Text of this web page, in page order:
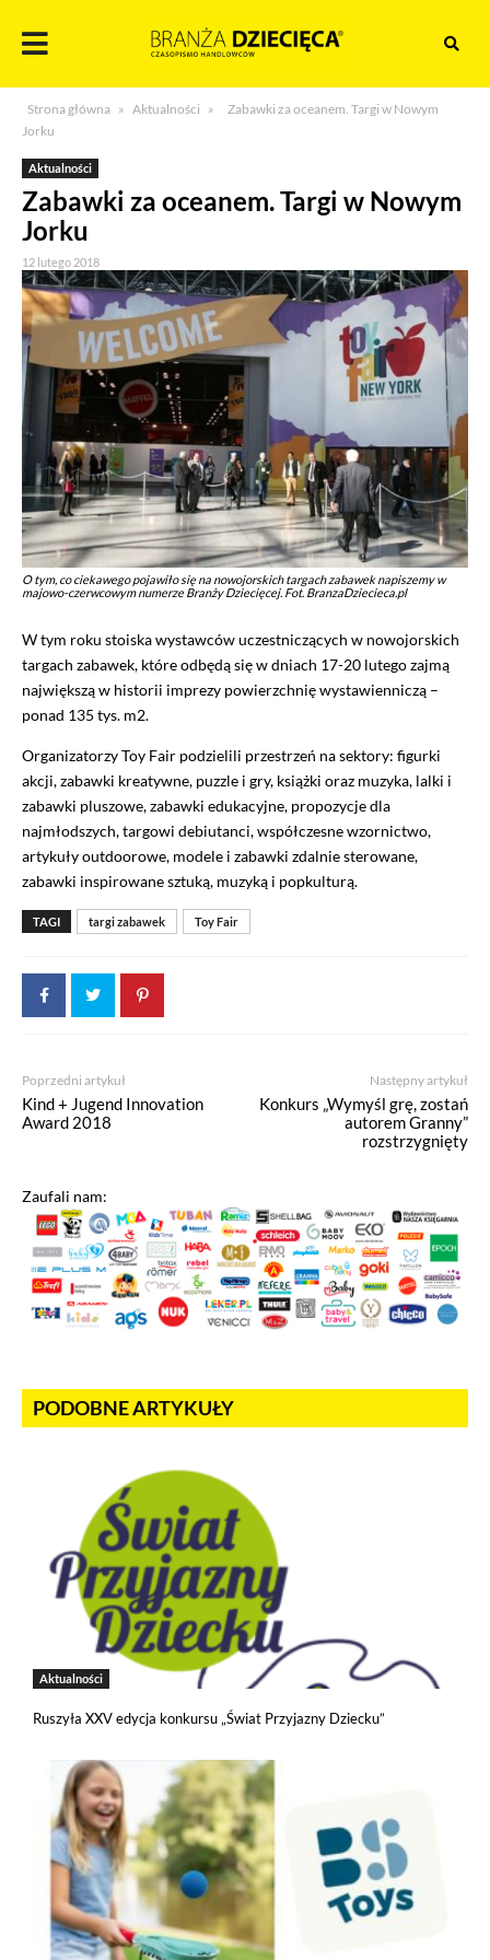
treści
Branża
dziecięca
Strona główna » Aktualności »
Zabawki za oceanem. Targi w Nowym
Jorku
Aktualności
Zabawki za oceanem. Targi w Nowym
Jorku
12 lutego 2018
O tym, co ciekawego pojawiło się na nowojorskich targach zabawek napiszemy w
majowo-czerwcowym numerze Branży Dziecięcej. Fot. BranzaDziecieca.pl
W tym roku stoiska wystawców uczestniczących w nowojorskich
targach zabawek, które odbędą się w dniach 17-20 lutego zajmą
największą w historii imprezy powierzchnię wystawienniczą –
ponad 135 tys. m2.
Organizatorzy Toy Fair podzielili przestrzeń na sektory: figurki
akcji, zabawki kreatywne, puzzle i gry, książki oraz muzyka, lalki i
zabawki pluszowe, zabawki edukacyjne, propozycje dla
najmłodszych, targowi debiutanci, współczesne wzornictwo,
artykuły outdoorowe, modele i zabawki zdalnie sterowane,
zabawki inspirowane sztuką, muzyką i popkulturą.
TAGI targi zabawek Toy Fair
Poprzedni artykuł
Kind + Jugend Innovation
Award 2018
Następny artykuł
Konkurs „Wymyśl grę, zostań
autorem Granny”
rozstrzygnięty
Zaufali nam:
PODOBNE ARTYKUŁY
Aktualności
Ruszyła XXV edycja konkursu „Świat Przyjazny Dziecku”